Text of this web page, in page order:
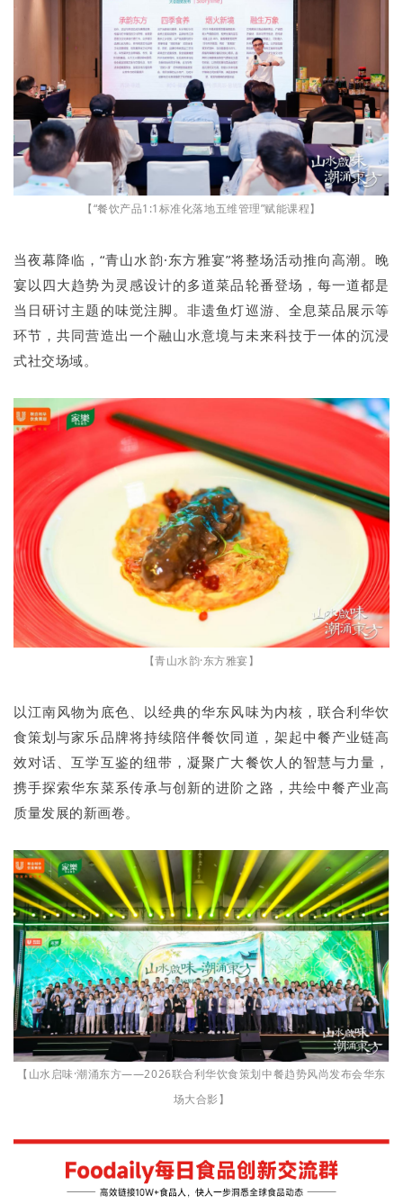
【“餐饮产品1:1标准化落地五维管理”赋能课程】
当夜幕降临，“青山水韵·东方雅宴”将整场活动推向高潮。晚
宴以四大趋势为灵感设计的多道菜品轮番登场，每一道都是
当日研讨主题的味觉注脚。非遗鱼灯巡游、全息菜品展示等
环节，共同营造出一个融山水意境与未来科技于一体的沉浸
式社交场域。
【青山水韵·东方雅宴】
以江南风物为底色、以经典的华东风味为内核，联合利华饮
食策划与家乐品牌将持续陪伴餐饮同道，架起中餐产业链高
效对话、互学互鉴的纽带，凝聚广大餐饮人的智慧与力量，
携手探索华东菜系传承与创新的进阶之路，共绘中餐产业高
质量发展的新画卷。
【山水启味·潮涌东方——2026联合利华饮食策划中餐趋势风尚发布会华东
场大合影】